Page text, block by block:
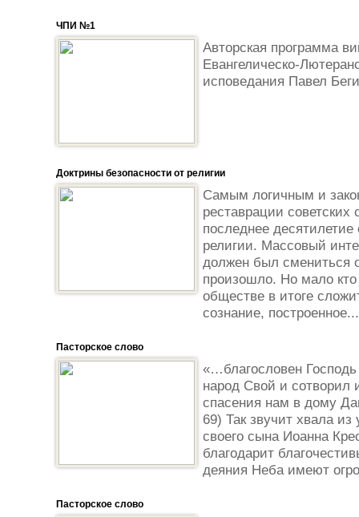
ЧПИ №1
Авторская программа
Евангелическо-
исповедания Павел
Доктрины безопасности от религии
Самым логичным и
реставрации советских
последнее
религии. Массовый
должен был смениться
произошло. Но мало
обществе в итоге
сознание, построенное...
Пасторское слово
«…благословен
народ Свой и сотворил
спасения нам в дому
69) Так звучит хвала
своего сына Иоанна
благодарит
деяния Неба имеют
Пасторское слово